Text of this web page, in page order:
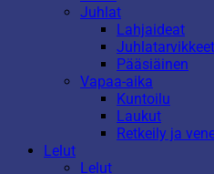
Juhlat
Lahjaideat
Juhlatarvikkeet
Pääsiäinen
Vapaa-aika
Kuntoilu
Laukut
Retkeily ja
Lelut
Lelut